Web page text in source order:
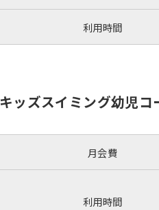
利用時間
キッズスイミング幼児コ
月会費
利用時間